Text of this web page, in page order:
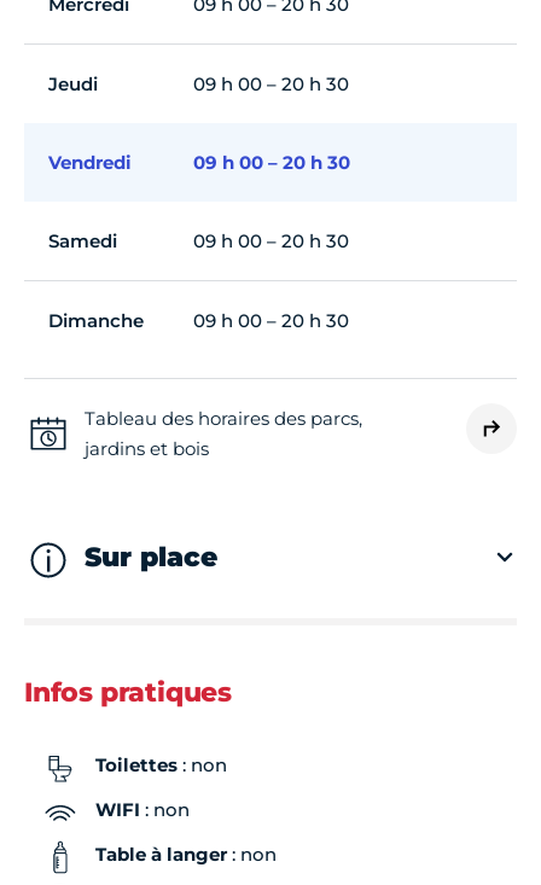
Mercredi 09 h 00 – 20 h 30
Jeudi 09 h 00 – 20 h 30
Vendredi 09 h 00 – 20 h 30
Samedi 09 h 00 – 20 h 30
Dimanche 09 h 00 – 20 h 30
Tableau des horaires des parcs,
jardins et bois
Sur place
Infos pratiques
Toilettes : non
WIFI : non
Table à langer: non